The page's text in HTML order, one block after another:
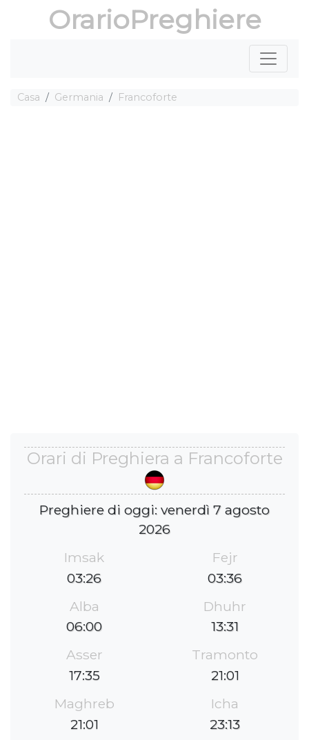
OrarioPreghiere
Casa Germania Francoforte
Orari di Preghiera a Francoforte
Preghiere di oggi: venerdì 7 agosto
2026
Imsak
03:26
Fejr
03:36
Alba
06:00
Dhuhr
13:31
Asser
17:35
Tramonto
21:01
Maghreb
21:01
Icha
23:13